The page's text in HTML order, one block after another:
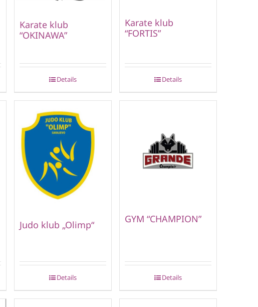
Karate klub
“OKINAWA”
Details
Karate klub
“FORTIS”
Details
Judo klub „Olimp“
Details
GYM “CHAMPION”
Details